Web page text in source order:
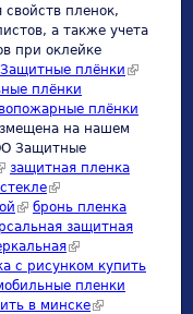
пленок,
а также учета
при оклейке
Защитные плёнки (link is
плёнки
плёнки
на нашем
Защитные
is external)
защитная пленка
(link is external)
(link is external)
бронь пленка
защитная
(link is external)
с рисунком купить
пленки
в минске(link is